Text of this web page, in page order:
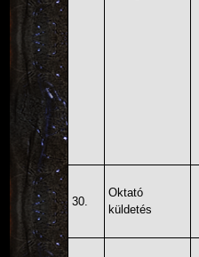
30.
Oktató
küldetés